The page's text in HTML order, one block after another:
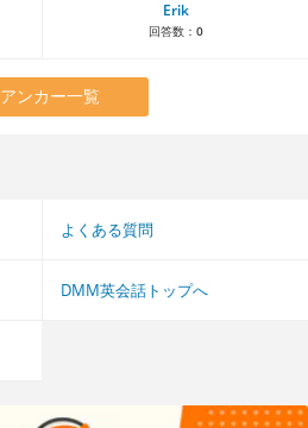
Erik
回答数： 0
アンカー一覧
よくある質問
DMM英会話トップへ